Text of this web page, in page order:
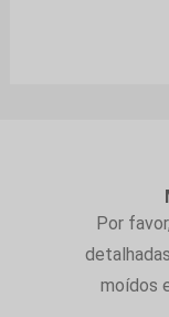
Por
moídos